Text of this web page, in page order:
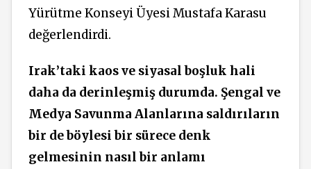
Yürütme Konseyi Üyesi Mustafa Karasu
değerlendirdi.
Irak’taki kaos ve siyasal boşluk hali
daha da derinleşmiş durumda. Şengal ve
Medya Savunma Alanlarına saldırıların
bir de böylesi bir sürece denk
gelmesinin nasıl bir anlamı